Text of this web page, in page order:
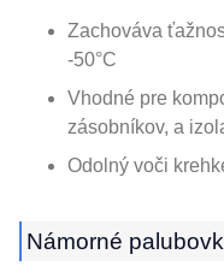
Zachováva
-50°C
Vhodné pre
zásobníkov, a
Odolný voči
Námorné